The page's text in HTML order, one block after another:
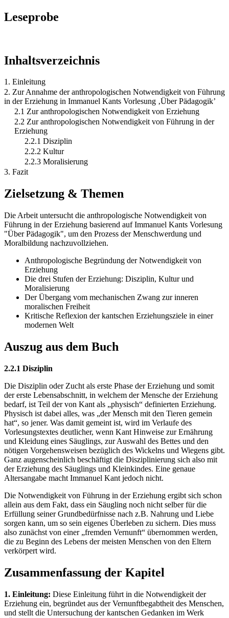
Leseprobe
Inhaltsverzeichnis
1. Einleitung
2. Zur Annahme der anthropologischen Notwendigkeit von Führung
in der Erziehung in Immanuel Kants Vorlesung ‚Über Pädagogik’
2.1 Zur anthropologischen Notwendigkeit von Erziehung
2.2 Zur anthropologischen Notwendigkeit von Führung in der
Erziehung
2.2.1 Disziplin
2.2.2 Kultur
2.2.3 Moralisierung
3. Fazit
Zielsetzung & Themen
Die Arbeit untersucht die anthropologische Notwendigkeit von
Führung in der Erziehung basierend auf Immanuel Kants Vorlesung
"Über Pädagogik", um den Prozess der Menschwerdung und
Moralbildung nachzuvollziehen.
Anthropologische Begründung der Notwendigkeit von
Erziehung
Die drei Stufen der Erziehung: Disziplin, Kultur und
Moralisierung
Der Übergang vom mechanischen Zwang zur inneren
moralischen Freiheit
Kritische Reflexion der kantschen Erziehungsziele in einer
modernen Welt
Auszug aus dem Buch
2.2.1 Disziplin
Die Disziplin oder Zucht als erste Phase der Erziehung und somit
der erste Lebensabschnitt, in welchem der Mensche der Erziehung
bedarf, ist Teil der von Kant als „physisch“ definierten Erziehung.
Physisch ist dabei alles, was „der Mensch mit den Tieren gemein
hat“, so jener. Was damit gemeint ist, wird im Verlaufe des
Vorlesungstextes deutlicher, wenn Kant Hinweise zur Ernährung
und Kleidung eines Säuglings, zur Auswahl des Bettes und den
nötigen Vorgehensweisen bezüglich des Wickelns und Wiegens gibt.
Ganz augenscheinlich beschäftigt die Disziplinierung sich also mit
der Erziehung des Säuglings und Kleinkindes. Eine genaue
Altersangabe macht Immanuel Kant jedoch nicht.
Die Notwendigkeit von Führung in der Erziehung ergibt sich schon
allein aus dem Fakt, dass ein Säugling noch nicht selber für die
Erfüllung seiner Grundbedürfnisse nach z.B. Nahrung und Liebe
sorgen kann, um so sein eigenes Überleben zu sichern. Dies muss
also zunächst von einer „fremden Vernunft“ übernommen werden,
die zu Beginn des Lebens der meisten Menschen von den Eltern
verkörpert wird.
Zusammenfassung der Kapitel
1. Einleitung: Diese Einleitung führt in die Notwendigkeit der
Erziehung ein, begründet aus der Vernunftbegabtheit des Menschen,
und stellt die Untersuchung der kantschen Gedanken im Werk